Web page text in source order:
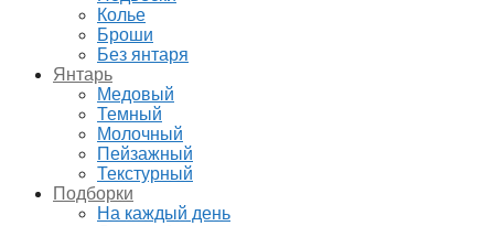
Колье
Броши
Без янтаря
Янтарь
Медовый
Темный
Молочный
Пейзажный
Текстурный
Подборки
На каждый день